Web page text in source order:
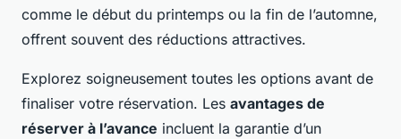
comme le début du printemps ou la fin de l’automne,
offrent souvent des réductions attractives.
Explorez soigneusement toutes les options avant de
finaliser votre réservation. Les avantages de
réserver à l’avance incluent la garantie d’un